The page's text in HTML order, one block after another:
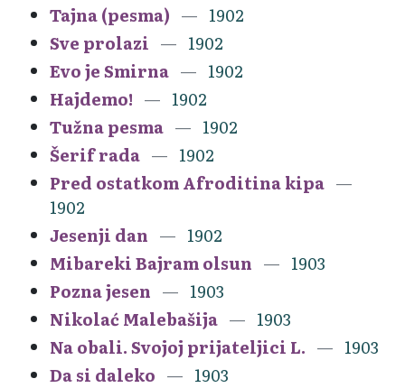
Tajna (pesma)
1902
Sve prolazi
1902
Evo je Smirna
1902
Hajdemo!
1902
Tužna pesma
1902
Šerif rada
1902
Pred ostatkom Afroditina kipa
1902
Jesenji dan
1902
Mibareki Bajram olsun
1903
Pozna jesen
1903
Nikolać Malebašija
1903
Na obali. Svojoj prijateljici L.
1903
Da si daleko
1903